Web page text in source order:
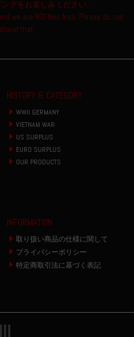
グをお楽しみください。
we are NOT Neo Nazi. Please do not
that.
HISTORY & CATEGORY
WWII GERMANY
VIETNAM WAR
US SURPLUS
EURO SURPLUS
OUR PRODUCTS
INFORMATION
取り扱い商品の仕様に関して
プライバシーポリシー
特定商取引法に基づく表記